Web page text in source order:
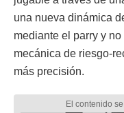
una nueva dinámica
mediante el parry y
mecánica de riesgo-
más precisión.